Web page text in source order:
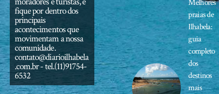
fique por dentro dos
principais
acontecimentos que
movimentam a nossa
comunidade.
contato@diarioilhabela
.com.br- tel.(11)91754-
6532
Melhores
praias de
Ilhabela:
guia
completo
dos
destinos
mais